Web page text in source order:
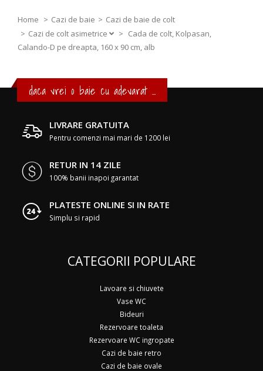
Home Cazi de baie
Cazi de baie de colt
Cazi de colt asimetrice
> Cada de colt, Kolpasan,
Calando-D pe dreapta, 160 x 90 cm, alb
daca vrei o baie cu adevarat ...
LIVRARE GRATUITA
Pentru comenzi mai mari de 1200 lei
RETUR IN 14 ZILE
100% banii inapoi garantat
PLATESTE ONLINE SI IN RATE
Simplu si rapid
CATEGORII POPULARE
Lavoare si chiuvete
Vase WC
Bideuri
Rezervoare toaleta
Rezervoare WC ingropate
Cazi de baie retro
Cazi de baie ovale